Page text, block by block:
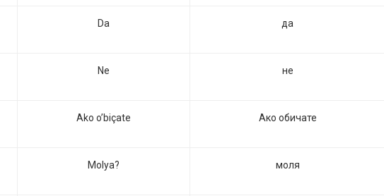
Da да
Ne не
Ako o’biçate Ако обичате
Molya? моля